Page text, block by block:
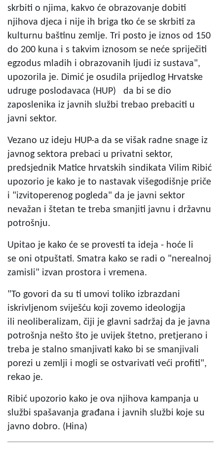
skrbiti o njima, kakvo će obrazovanje dobiti
njihova djeca i nije ih briga tko će se skrbiti za
kulturnu baštinu zemlje. Tri posto je iznos od 150
do 200 kuna i s takvim iznosom se neće spriječiti
egzodus mladih i obrazovanih ljudi iz sustava",
upozorila je. Dimić je osudila prijedlog Hrvatske
udruge poslodavaca (HUP) da bi se dio
zaposlenika iz javnih službi trebao prebaciti u
javni sektor.
Vezano uz ideju HUP-a da se višak radne snage iz
javnog sektora prebaci u privatni sektor,
predsjednik Matice hrvatskih sindikata Vilim Ribić
upozorio je kako je to nastavak višegodišnje priče
i "izvitoperenog pogleda" da je javni sektor
nevažan i štetan te treba smanjiti javnu i državnu
potrošnju.
Upitao je kako će se provesti ta ideja - hoće li
se oni otpuštati. Smatra kako se radi o "nerealnoj
zamisli" izvan prostora i vremena.
"To govori da su ti umovi toliko izbrazdani
iskrivljenom sviješću koji zovemo ideologija
ili neoliberalizam, čiji je glavni sadržaj da je javna
potrošnja nešto što je uvijek štetno, pretjerano i
treba je stalno smanjivati kako bi se smanjivali
porezi u zemlji i mogli se ostvarivati veći profiti",
rekao je.
Ribić upozorio kako je ova njihova kampanja u
službi spašavanja građana i javnih službi koje su
javno dobro. (Hina)